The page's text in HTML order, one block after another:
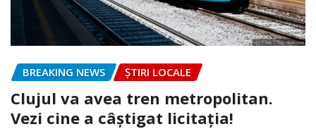
BREAKING NEWS ȘTIRI LOCALE
Clujul va avea tren metropolitan.
Vezi cine a câștigat licitația!